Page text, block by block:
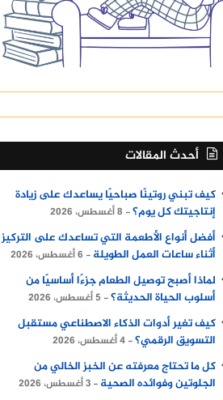
أحدث المقالات
كيف تبني روتينًا صباحيًا يساعدك على زيادة
إنتاجيتك كل يوم؟
8 أغسطس، 2026
أفضل أنواع الأطعمة التي تساعدك على التركيز
أثناء ساعات العمل الطويلة
6 أغسطس، 2026
لماذا أصبح توصيل الطعام جزءًا أساسيًا من
أسلوب الحياة الحديثة؟
5 أغسطس، 2026
كيف تغير أدوات الذكاء الاصطناعي مستقبل
التسويق الرقمي؟
4 أغسطس، 2026
كل ما تحتاج معرفته عن الخبز الخالي من
الجلوتين وفوائده الصحية
3 أغسطس، 2026